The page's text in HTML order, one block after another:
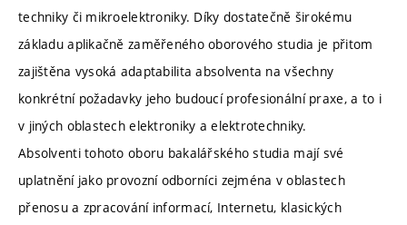
techniky či mikroelektroniky. Díky dostatečně širokému
základu aplikačně zaměřeného oborového studia je přitom
zajištěna vysoká adaptabilita absolventa na všechny
konkrétní požadavky jeho budoucí profesionální praxe, a to i
v jiných oblastech elektroniky a elektrotechniky.
Absolventi tohoto oboru bakalářského studia mají své
uplatnění jako provozní odborníci zejména v oblastech
přenosu a zpracování informací, Internetu, klasických